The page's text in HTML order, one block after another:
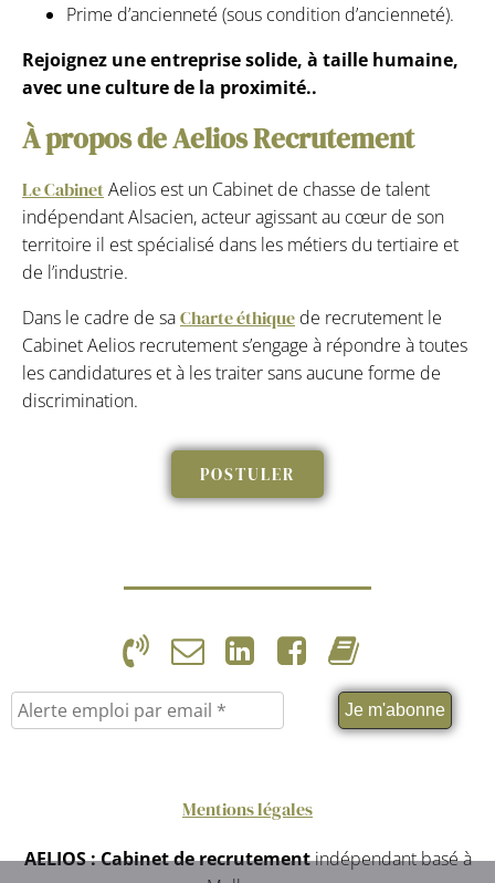
Prime d’ancienneté (sous condition d’ancienneté).
Rejoignez une entreprise solide, à taille humaine,
avec une culture de la proximité..
À propos de Aelios Recrutement
Le Cabinet Aelios est un Cabinet de chasse de talent
indépendant Alsacien, acteur agissant au cœur de son
territoire il est spécialisé dans les métiers du tertiaire et
de l’industrie.
Dans le cadre de saCharte éthique de recrutement le
Cabinet Aelios recrutement s’engage à répondre à toutes
les candidatures et à les traiter sans aucune forme de
discrimination.
POSTULER
Mentions légales
AELIOS : Cabinetde recrutementindépendant basé à